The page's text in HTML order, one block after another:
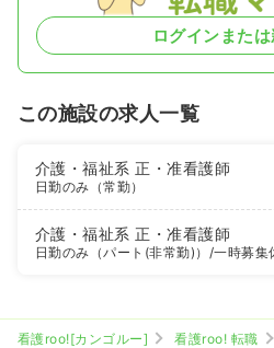
ログインまた
この施設の求人一覧
介護・福祉系正・准看護師
日勤のみ（常勤）
介護・福祉系正・准看護師
日勤のみ（パート(非常勤)） /一時募集
看護roo![カンゴルー] 看護roo! 転職